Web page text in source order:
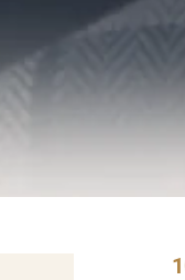
من المصنع (10